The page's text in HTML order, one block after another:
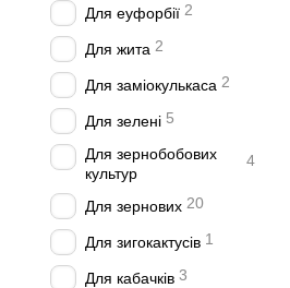
Для еуфорбії 2
Для жита 2
Для заміокулькаса 2
Для зелені 5
Для зернобобових
культур
4
Для зернових 20
Для зигокактусів 1
Для кабачків 3